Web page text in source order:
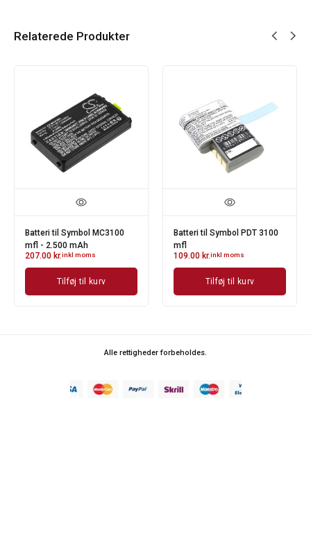
Relaterede Produkter
Batteri til Symbol MC3100
mfl - 2.500 mAh
207.00 kr.inkl moms
Tilføj til kurv
Batteri til Symbol PDT 3100
mfl
109.00 kr.inkl moms
Tilføj til kurv
Alle rettigheder forbeholdes.